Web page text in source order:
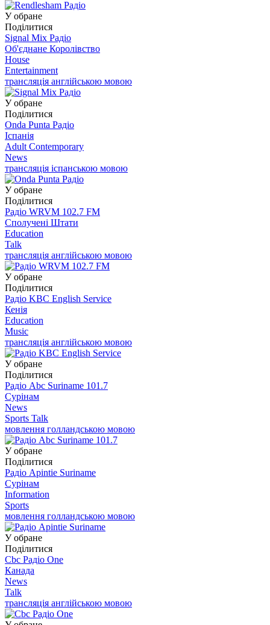
У обране
Поділитися
Signal Mix Радіо
Об'єднане Королівство
House
Entertainment
трансляція англійською мовою
У обране
Поділитися
Onda Punta Радіо
Іспанія
Adult Contemporary
News
трансляція іспанською мовою
У обране
Поділитися
Радіо WRVM 102.7 FM
Сполучені Штати
Education
Talk
трансляція англійською мовою
У обране
Поділитися
Радіо KBC English Service
Кенія
Education
Music
трансляція англійською мовою
У обране
Поділитися
Радіо Abc Suriname 101.7
Сурінам
News
Sports Talk
мовлення голландською мовою
У обране
Поділитися
Радіо Apintie Suriname
Сурінам
Information
Sports
мовлення голландською мовою
У обране
Поділитися
Cbc Радіо One
Канада
News
Talk
трансляція англійською мовою